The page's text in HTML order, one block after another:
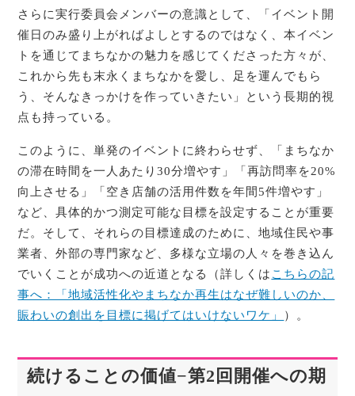
さらに実行委員会メンバーの意識として、「イベント開
催日のみ盛り上がればよしとするのではなく、本イベン
トを通じてまちなかの魅力を感じてくださった方々が、
これから先も末永くまちなかを愛し、足を運んでもら
う、そんなきっかけを作っていきたい」という長期的視
点も持っている。
このように、単発のイベントに終わらせず、「まちなか
の滞在時間を一人あたり30分増やす」「再訪問率を20%
向上させる」「空き店舗の活用件数を年間5件増やす」
など、具体的かつ測定可能な目標を設定することが重要
だ。そして、それらの目標達成のために、地域住民や事
業者、外部の専門家など、多様な立場の人々を巻き込ん
でいくことが成功への近道となる（詳しくは こちらの記
事へ：「地域活性化やまちなか再生はなぜ難しいのか、
賑わいの創出を目標に掲げてはいけないワケ」
）。
続けることの価値−第2回開催への期